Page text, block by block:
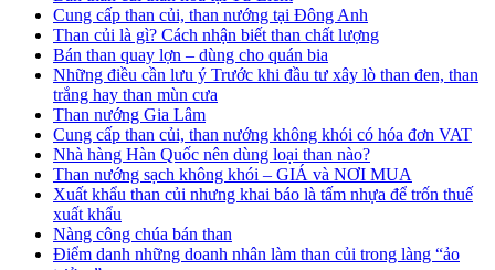
Cung cấp than củi, than nướng tại Đông Anh
Than củi là gì? Cách nhận biết than chất lượng
Bán than quay lợn – dùng cho quán bia
Những điều cần lưu ý Trước khi đầu tư xây lò than đen, than
trắng hay than mùn cưa
Than nướng Gia Lâm
Cung cấp than củi, than nướng không khói có hóa đơn VAT
Nhà hàng Hàn Quốc nên dùng loại than nào?
Than nướng sạch không khói – GIÁ và NƠI MUA
Xuất khẩu than củi nhưng khai báo là tấm nhựa để trốn thuế
xuất khẩu
Nàng công chúa bán than
Điểm danh những doanh nhân làm than củi trong làng “ảo